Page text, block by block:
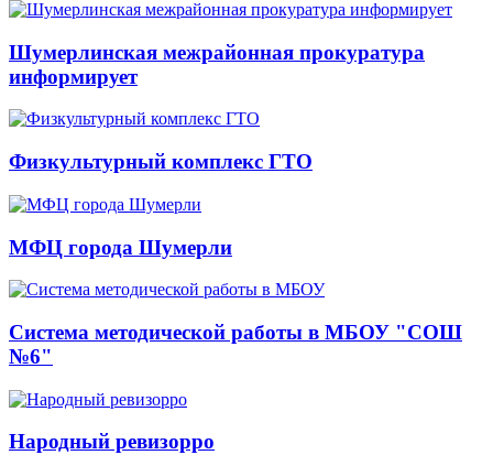
Шумерлинская межрайонная прокуратура
информирует
Физкультурный комплекс ГТО
МФЦ города Шумерли
Система методической работы в МБОУ "СОШ
№6"
Народный ревизорро